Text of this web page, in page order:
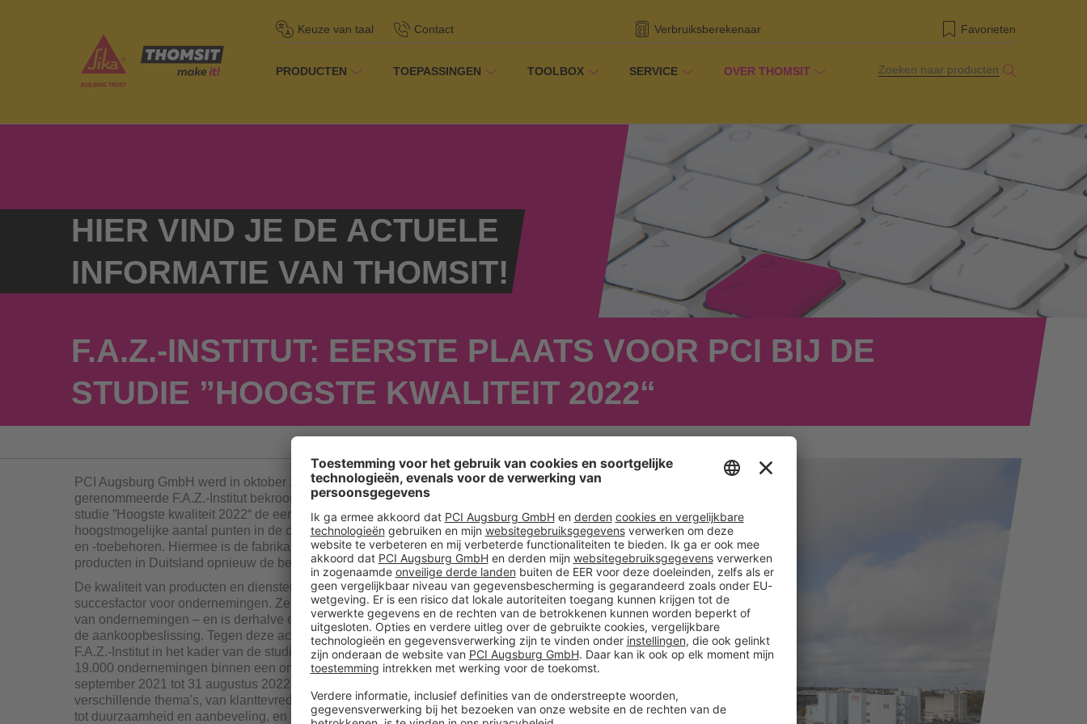
Keuze van taal Contact Verbruiksberekenaar Favorieten
PRODUCTEN TOEPASSINGEN TOOLBOX SERVICE OVER THOMSIT Zoeken naar producten
HIER VIND JE DE ACTUELE
INFORMATIE VAN THOMSIT!
F.A.Z.-INSTITUT: EERSTE PLAATS VOOR PCI BIJ DE
STUDIE ”HOOGSTE KWALITEIT 2022“
PCI Augsburg GmbH werd in oktober 2022 door het
gerenommeerde F.A.Z.-Institut bekroond, en bereikte in de
studie ”Hoogste kwaliteit 2022“ de eerste plaats met het
hoogstmogelijke aantal punten in de categorie Bouwmaterialen
en -toebehoren. Hiermee is de fabrikant van bouwchemische
producten in Duitsland opnieuw de benchmark voor de sector.
De kwaliteit van producten en diensten is een essentiële
succesfactor voor ondernemingen. Ze bepaalt de beeldvorming
van ondernemingen – en is derhalve een belangrijk criterium bij
de aankoopbeslissing. Tegen deze achtergrond analyseerde het
F.A.Z.-Institut in het kader van de studie ”Hoogste kwaliteit 2022“
19.000 ondernemingen binnen een onderzoeksperiode van 1
september 2021 tot 31 augustus 2022 met betrekking tot
verschillende thema's, van klanttevredenheid en innovatiegraad
tot duurzaamheid en aanbeveling, en stelde bovendien